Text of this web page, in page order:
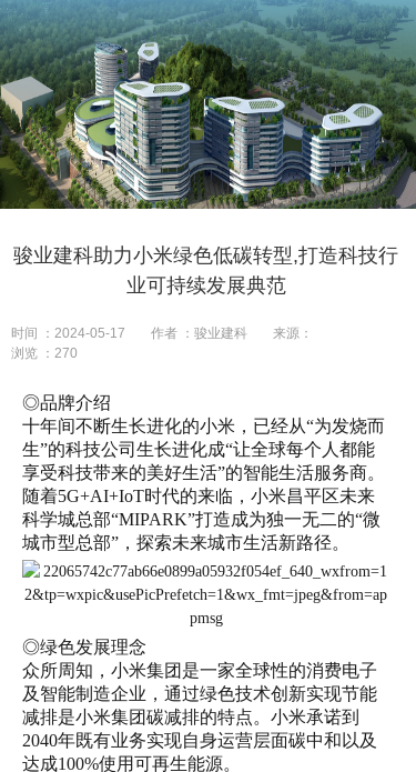
骏业建科助力小米绿色低碳转型,打造科技行
业可持续发展典范
时间 ：2024-05-17 作者 ：骏业建科
来源：
浏览 ： 270
◎品牌介绍
十年间不断生长进化的小米，已经从“为发烧而
生”的科技公司生长进化成“让全球每个人都能
享受科技带来的美好生活”的智能生活服务商。
随着5G+AI+IoT时代的来临，小米昌平区未来
科学城总部“MIPARK”打造成为独一无二的“微
城市型总部”，探索未来城市生活新路径。
◎绿色发展理念
众所周知，小米集团是一家全球性的消费电子
及智能制造企业，通过绿色技术创新实现节能
减排是小米集团碳减排的特点。小米承诺到
2040年既有业务实现自身运营层面碳中和以及
达成100%使用可再生能源。